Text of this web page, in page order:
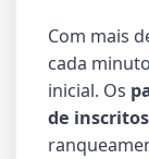
Com mais
cada
inicial. Os
de inscritos